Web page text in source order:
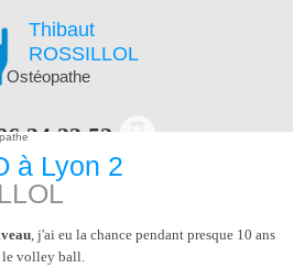
Thibaut
ROSSILLOL
Ostéopathe
VOUS EN LIGNE
à Lyon 2
, j'ai eu la chance pendant presque 10 ans
le volley ball.